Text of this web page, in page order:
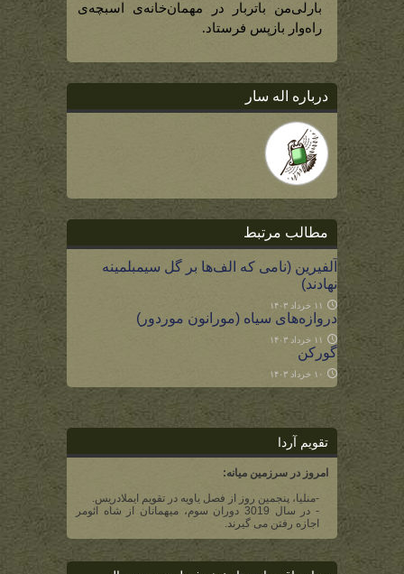
بارلی‌من باتربار در مهمان‌خانه‌ی اسبچه‌ی
راه‌وار بازپس فرستاد.
درباره اله سار
مطالب مرتبط
آلفیرین (نامی که الف‌ها بر گل سیمبلمینه
نهادند)
۱۱ خرداد ۱۴۰۳
دروازه‌های سیاه (مورانون موردور)
۱۱ خرداد ۱۴۰۳
گورکن
۱۰ خرداد ۱۴۰۳
تقویم آردا
امروز در سرزمین میانه:
-منلیا، پنجمین روز از فصل یاویه در تقویم ایملادریس.
- در سال 3019 دوران سوم، میهمانان از شاه ائومر
اجازه رفتن می گیرند.